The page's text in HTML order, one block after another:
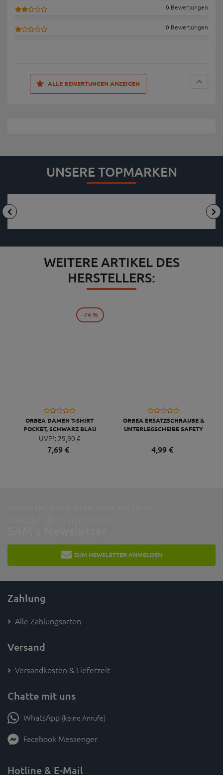
0 Bewertungen
0 Bewertungen
ALLE BEWERTUNGEN ANZEIGEN
UNSERE TOPMARKEN
WEITERE ARTIKEL DES
HERSTELLERS:
ORBEA DAMEN T-SHIRT
POCKET, SCHWARZ BLAU
UVP¹: 29,90 €
7,69€
-74 %
ORBEA ERSATZSCHRAUBE &
UNTERLEGSCHEIBE SAFETY
4,99€
ZUM NEWSLETTER ANMELDEN
Zahlung
Alle Zahlungsarten
Versand
Versandkosten & Lieferzeit
Chatte mit uns
WhatsApp (keine Anrufe)
Facebook Messenger
Hotline & E-Mail